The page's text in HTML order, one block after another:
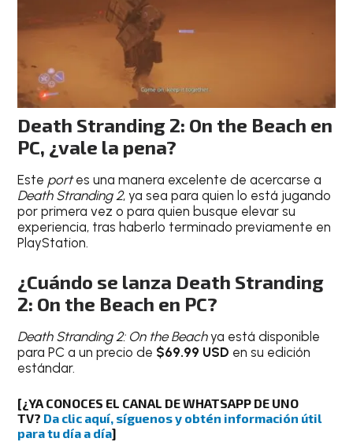
Death Stranding 2: On the Beach en
PC, ¿vale la pena?
Este portes una manera excelente de acercarse a
Death Stranding 2, ya sea para quien lo está jugando
por primera vez o para quien busque elevar su
experiencia, tras haberlo terminado previamente en
PlayStation.
¿Cuándo se lanza Death Stranding
2: On the Beach en PC?
Death Stranding 2: On the Beachya está disponible
para PC a un precio de $69.99 USD en su edición
estándar.
[¿YA CONOCES EL CANAL DE WHATSAPP DE UNO
TV? Da clic aquí, síguenos y obtén información útil
para tu día a día]